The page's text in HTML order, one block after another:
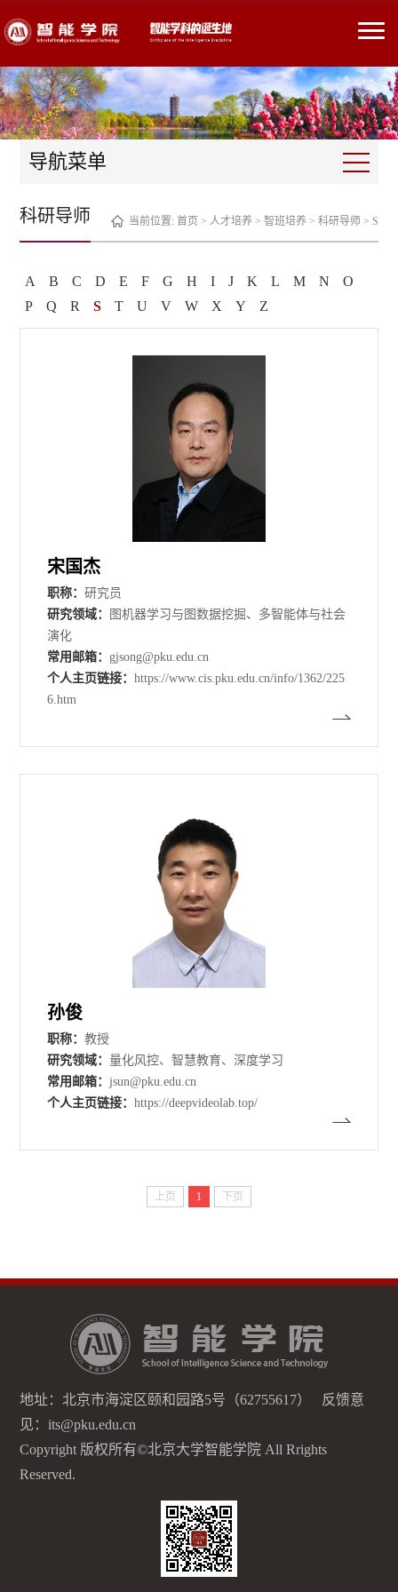
导航菜单
当前位置: 首页 > 人才培养 > 智班培养 > 科研导师> S
科研导师
A B C D E F G H I J K L M N
O
P
Q R S T U V W X Y Z
宋国杰
职称：研究员
研究领域：
图机器学习与图数据挖掘、多智能体与社会
演化
常用邮箱： gjsong@pku.edu.cn
个人主页链接：https://www.cis.pku.edu.cn/info/1362/225
6.htm​
孙俊
职称：教授
研究领域：量化风控、智慧教育、深度学习
常用邮箱：jsun@pku.edu.cn
个人主页链接：https://deepvideolab.top/
上页 1 下页
地址：北京市海淀区颐和园路5号（62755617） 反馈意
见：its@pku.edu.cn
Copyright 版权所有©北京大学智能学院 All Rrights
Reserved.